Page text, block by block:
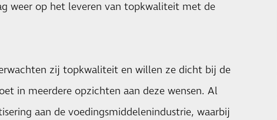
weer op het leveren van topkwaliteit met de
zij topkwaliteit en willen ze dicht bij de
in meerdere opzichten aan deze wensen. Al
aan de voedingsmiddelenindustrie, waarbij